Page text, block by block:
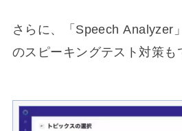
さらに、「Speech Analyzer
のスピーキングテスト対策も